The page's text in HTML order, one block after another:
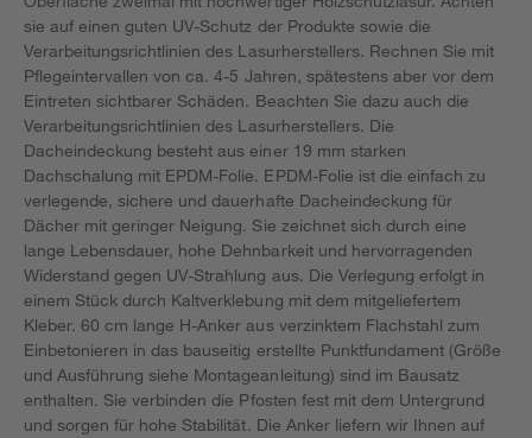
sie auf einen guten UV-Schutz der Produkte sowie die
Verarbeitungsrichtlinien des Lasurherstellers. Rechnen Sie mit
Pflegeintervallen von ca. 4-5 Jahren, spätestens aber vor dem
Eintreten sichtbarer Schäden. Beachten Sie dazu auch die
Verarbeitungsrichtlinien des Lasurherstellers. Die
Dacheindeckung besteht aus einer 19 mm starken
Dachschalung mit EPDM-Folie. EPDM-Folie ist die einfach zu
verlegende, sichere und dauerhafte Dacheindeckung für
Dächer mit geringer Neigung. Sie zeichnet sich durch eine
lange Lebensdauer, hohe Dehnbarkeit und hervorragenden
Widerstand gegen UV-Strahlung aus. Die Verlegung erfolgt in
einem Stück durch Kaltverklebung mit dem mitgeliefertem
Kleber. 60 cm lange H-Anker aus verzinktem Flachstahl zum
Einbetonieren in das bauseitig erstellte Punktfundament (Größe
und Ausführung siehe Montageanleitung) sind im Bausatz
enthalten. Sie verbinden die Pfosten fest mit dem Untergrund
und sorgen für hohe Stabilität. Die Anker liefern wir Ihnen auf